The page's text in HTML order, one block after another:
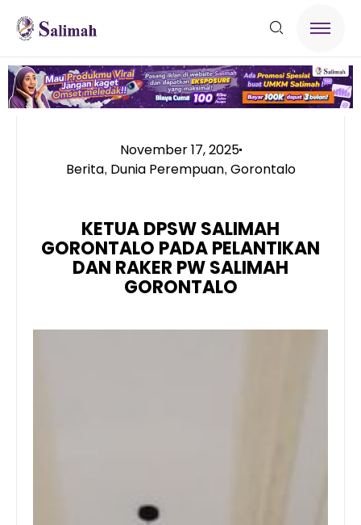
November 17, 2025
Berita, Dunia Perempuan, Gorontalo
KETUA DPSW SALIMAH
GORONTALO PADA PELANTIKAN
DAN RAKER PW SALIMAH
GORONTALO